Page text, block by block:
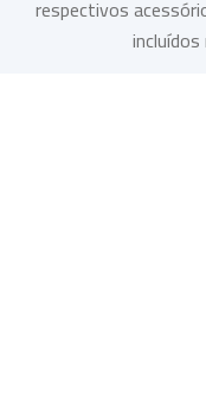
respectivos